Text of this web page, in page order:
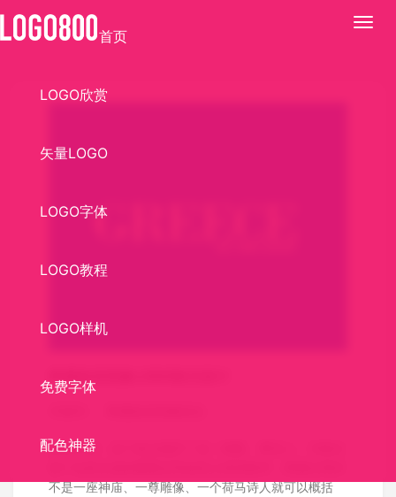
展
首页
LOGO欣赏
矢量LOGO
LOGO字体
LOGO教程
LOGO样机
免费字体
配色神器
希腊旅游形象LOGO标识设计
标识介绍：这个标志抛弃了这一路数，事实上，勾勒出
不是一座神庙、一尊雕像、一个荷马诗人就可以概括